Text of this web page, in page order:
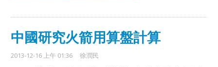
中國研究火箭用算盤計算
2013-12-16 上午 01:36 徐潤民